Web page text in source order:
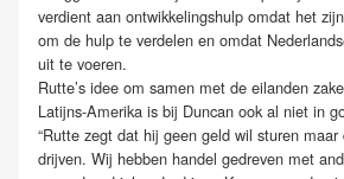
verdient aan ontwikkelingshulp omdat het
om de hulp te verdelen en omdat
uit te voeren.
Rutte’s idee om samen met de eilanden
Latijns-Amerika is bij Duncan ook al niet in
“Rutte zegt dat hij geen geld wil sturen
drijven. Wij hebben handel gedreven met